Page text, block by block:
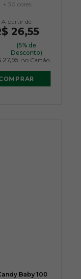
+ 30 cores
26,55
(5% de
Desconto)
27,95 no Cartão
Baby 100